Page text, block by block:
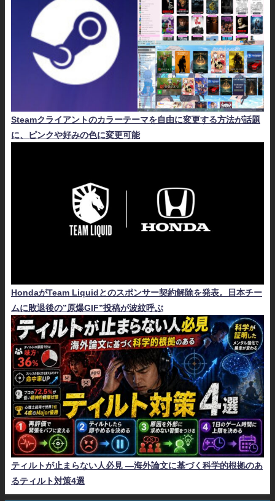
Steamクライアントのカラーテーマを自由に変更する方法が話題
に、ピンクや好みの色に変更可能
HondaがTeam Liquidとのスポンサー契約解除を発表。日本チー
ムに敗退後の”原爆GIF”投稿が波紋呼ぶ
ティルトが止まらない人必見 ―海外論文に基づく科学的根拠のあ
るティルト対策4選